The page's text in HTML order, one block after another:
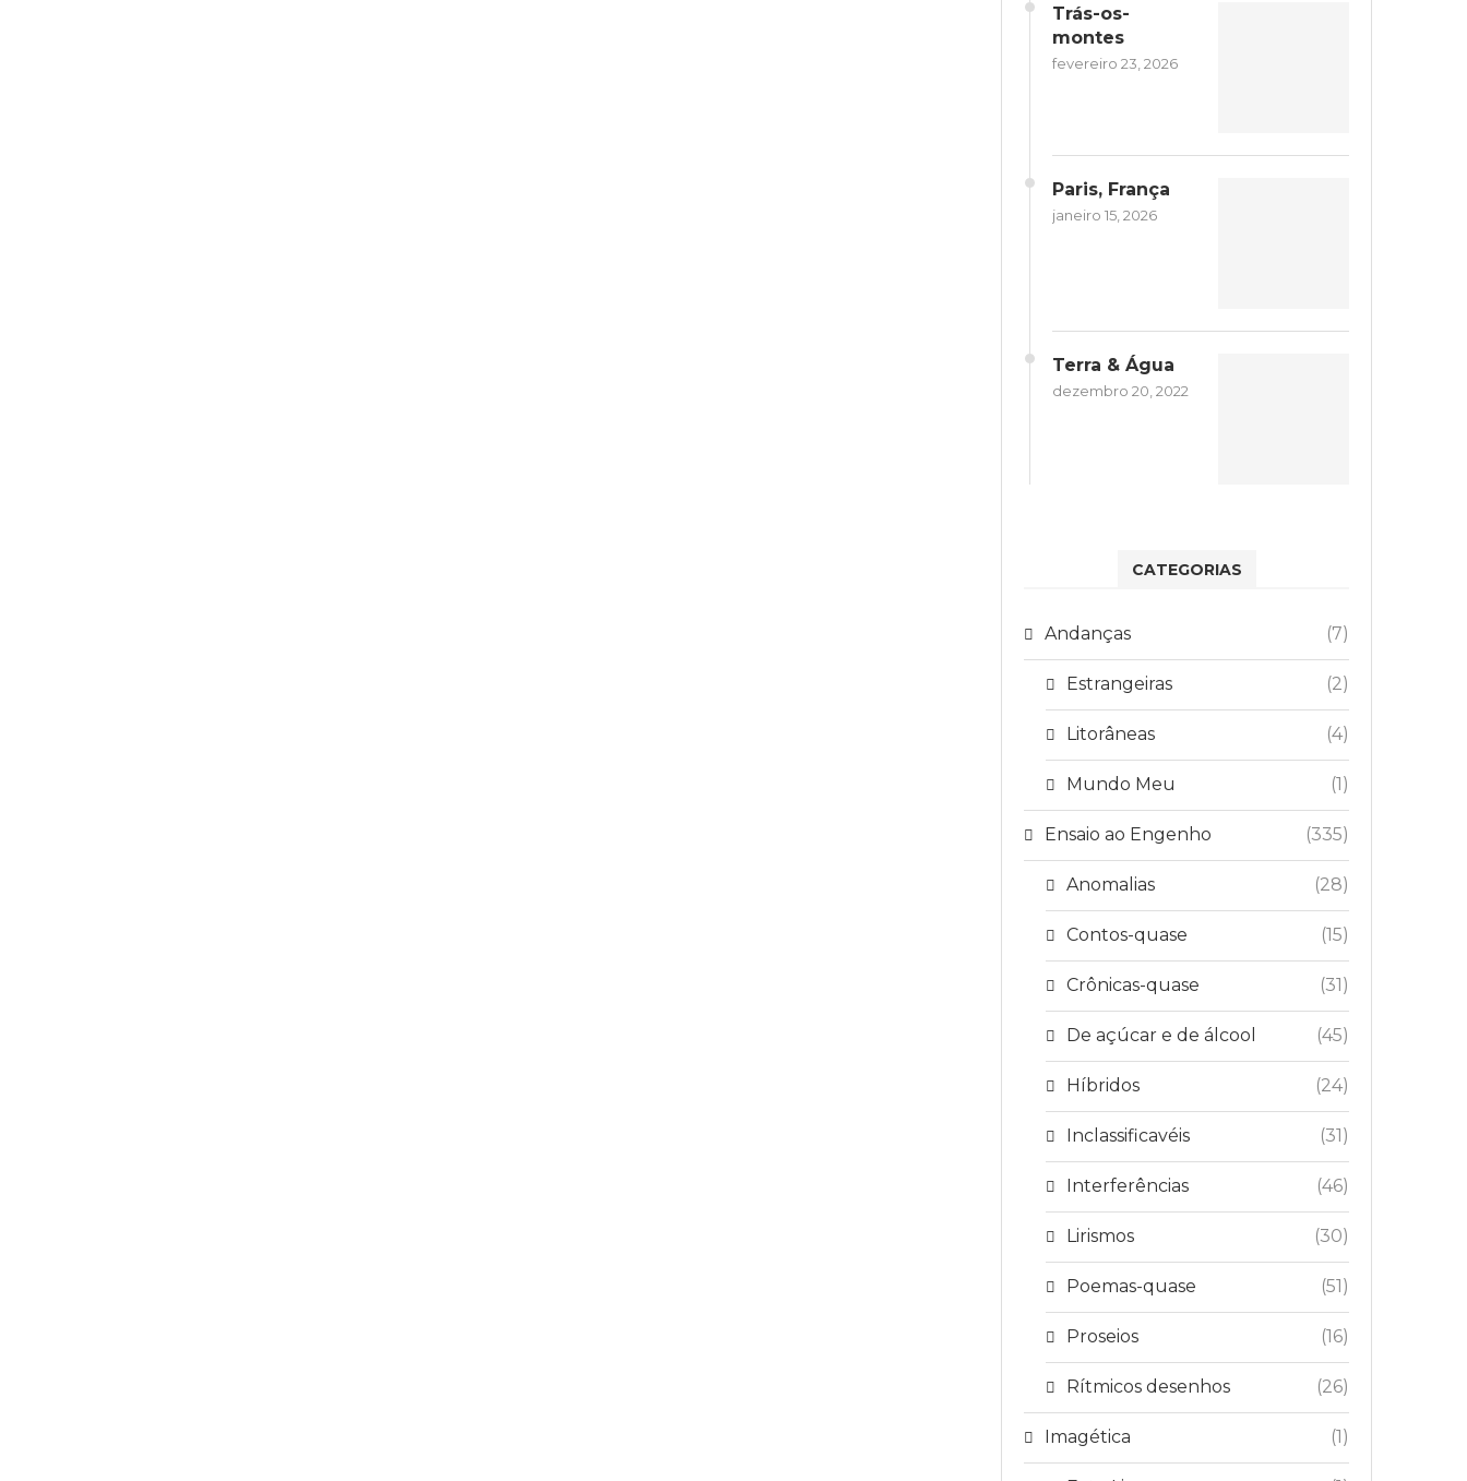
Trás-os-
montes
fevereiro 23, 2026
Paris, França
janeiro 15, 2026
Terra & Água
dezembro 20, 2022
CATEGORIAS
Andanças (7)
Estrangeiras (2)
Litorâneas (4)
Mundo Meu (1)
Ensaio ao Engenho (335)
Anomalias (28)
Contos-quase (15)
Crônicas-quase (31)
De açúcar e de álcool (45)
Híbridos (24)
Inclassificavéis (31)
Interferências (46)
Lirismos (30)
Poemas-quase (51)
Proseios (16)
Rítmicos desenhos (26)
Imagética (1)